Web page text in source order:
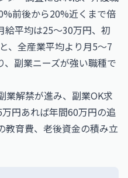
前後から20%近くまで倍
給平均は25〜30万円、初
、全産業平均より月5〜7
副業ニーズが強い職種で
業解禁が進み、副業OK求
円あれば年間60万円の追
教育費、老後資金の積み立